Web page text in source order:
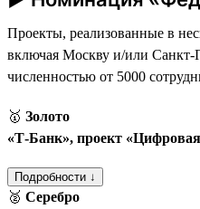
Проекты, реализованные в
включая Москву и/или Санкт-
численностью от 5000
🥇 Золото
«Т‑Банк», проект
Подробности ↓
🥈 Серебро